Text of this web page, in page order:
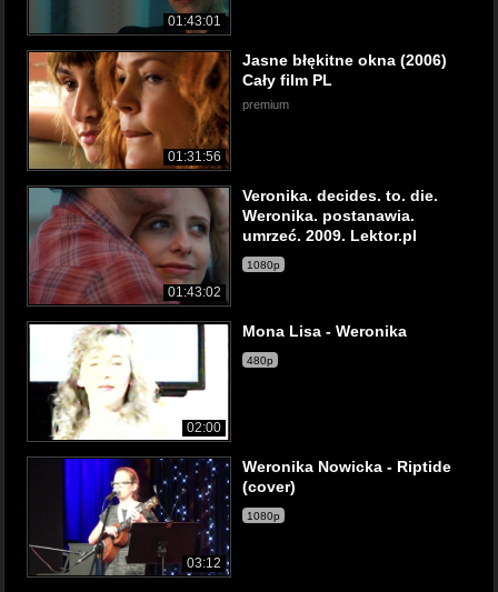
01:43:01
01:31:56
Jasne błękitne okna (2006)
Cały film PL
premium
01:43:02
Veronika. decides. to. die.
Weronika. postanawia.
umrzeć. 2009. Lektor.pl
1080p
02:00
Mona Lisa - Weronika
480p
03:12
Weronika Nowicka - Riptide
(cover)
1080p